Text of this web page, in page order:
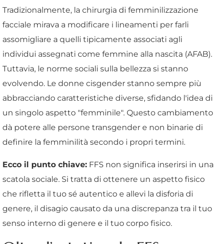
Tradizionalmente, la chirurgia di femminilizzazione
facciale mirava a modificare i lineamenti per farli
assomigliare a quelli tipicamente associati agli
individui assegnati come femmine alla nascita (AFAB).
Tuttavia, le norme sociali sulla bellezza si stanno
evolvendo. Le donne cisgender stanno sempre più
abbracciando caratteristiche diverse, sfidando l'idea di
un singolo aspetto "femminile". Questo cambiamento
dà potere alle persone transgender e non binarie di
definire la femminilità secondo i propri termini.
Ecco il punto chiave: FFS non significa inserirsi in una
scatola sociale. Si tratta di ottenere un aspetto fisico
che rifletta il tuo sé autentico e allevi la disforia di
genere, il disagio causato da una discrepanza tra il tuo
senso interno di genere e il tuo corpo fisico.